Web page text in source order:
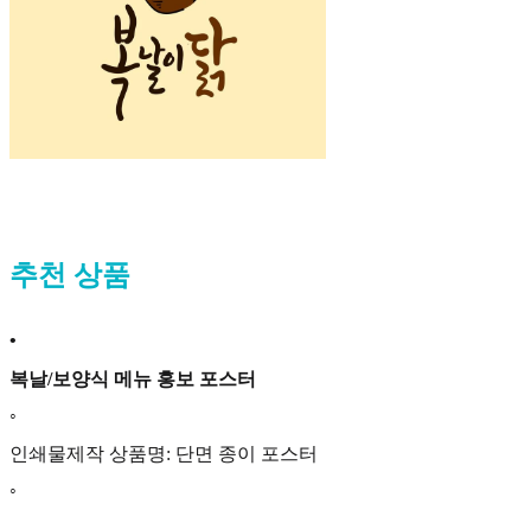
추천 상품
•
복날/보양식 메뉴 홍보 포스터
◦
인쇄물제작 상품명: 단면 종이 포스터
◦